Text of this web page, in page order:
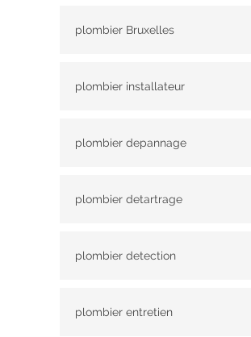
plombier Bruxelles
plombier installateur
plombier depannage
plombier detartrage
plombier detection
plombier entretien